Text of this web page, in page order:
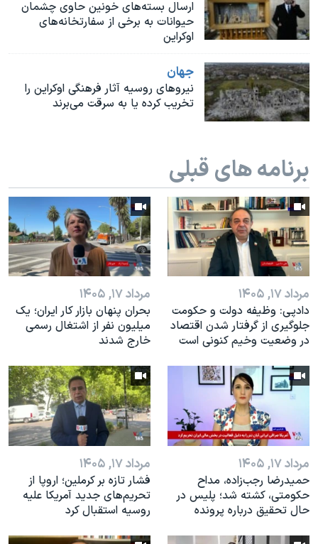
نرگس محمدی برنده جایزه نوبل صلح
صفحه‌های ویژه
سفر پرزیدنت ترامپ به چین
ارسال بسته‌های خونین حاوی چشمان
حیوانات به برخی از سفارتخانه‌های
اوکراین
جهان
نیروهای روسیه آثار فرهنگی اوکراین را
تخریب کرده یا به سرقت می‌برند
برنامه های قبلی
مرداد ۱۷, ۱۴۰۵
دادپی: وظیفه دولت و حکومت
جلوگیری از گرفتار شدن اقتصاد
در وضعیت وخیم کنونی است
مرداد ۱۷, ۱۴۰۵
بحران پنهان بازار کار ایران؛ یک
میلیون نفر از اشتغال رسمی
خارج شدند
مرداد ۱۷, ۱۴۰۵
حمیدرضا رجب‌زاده، مداح
حکومتی، کشته شد؛ پلیس در
حال تحقیق درباره پرونده
مرداد ۱۷, ۱۴۰۵
فشار تازه بر کرملین؛ اروپا از
تحریم‌های جدید آمریکا علیه
روسیه استقبال کرد